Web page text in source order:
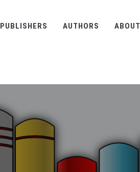
PUBLISHERS AUTHORS ABOUT